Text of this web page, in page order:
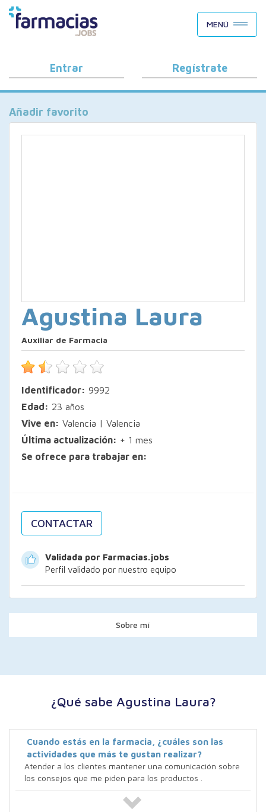
BUSCAR CANDIDATOS
OFERTAS DE EMPLEO
COMO FUNCIONA
PORQUÉ FARMACIAS.JOBS
BLOG
MENÚ
Entrar Regístrate
Añadir favorito
Agustina Laura
Auxiliar de Farmacia
Identificador: 9992
Edad: 23 años
Vive en: Valencia | Valencia
Última actualización: + 1 mes
Se ofrece para trabajar en:
CONTACTAR
Validada por Farmacias.jobs
Perfil validado por nuestro equipo
Sobre mí
¿Qué sabe Agustina Laura?
Cuando estás en la farmacia, ¿cuáles son las
actividades que más te gustan realizar?
Atender a los clientes mantener una comunicación sobre
los consejos que me piden para los productos .